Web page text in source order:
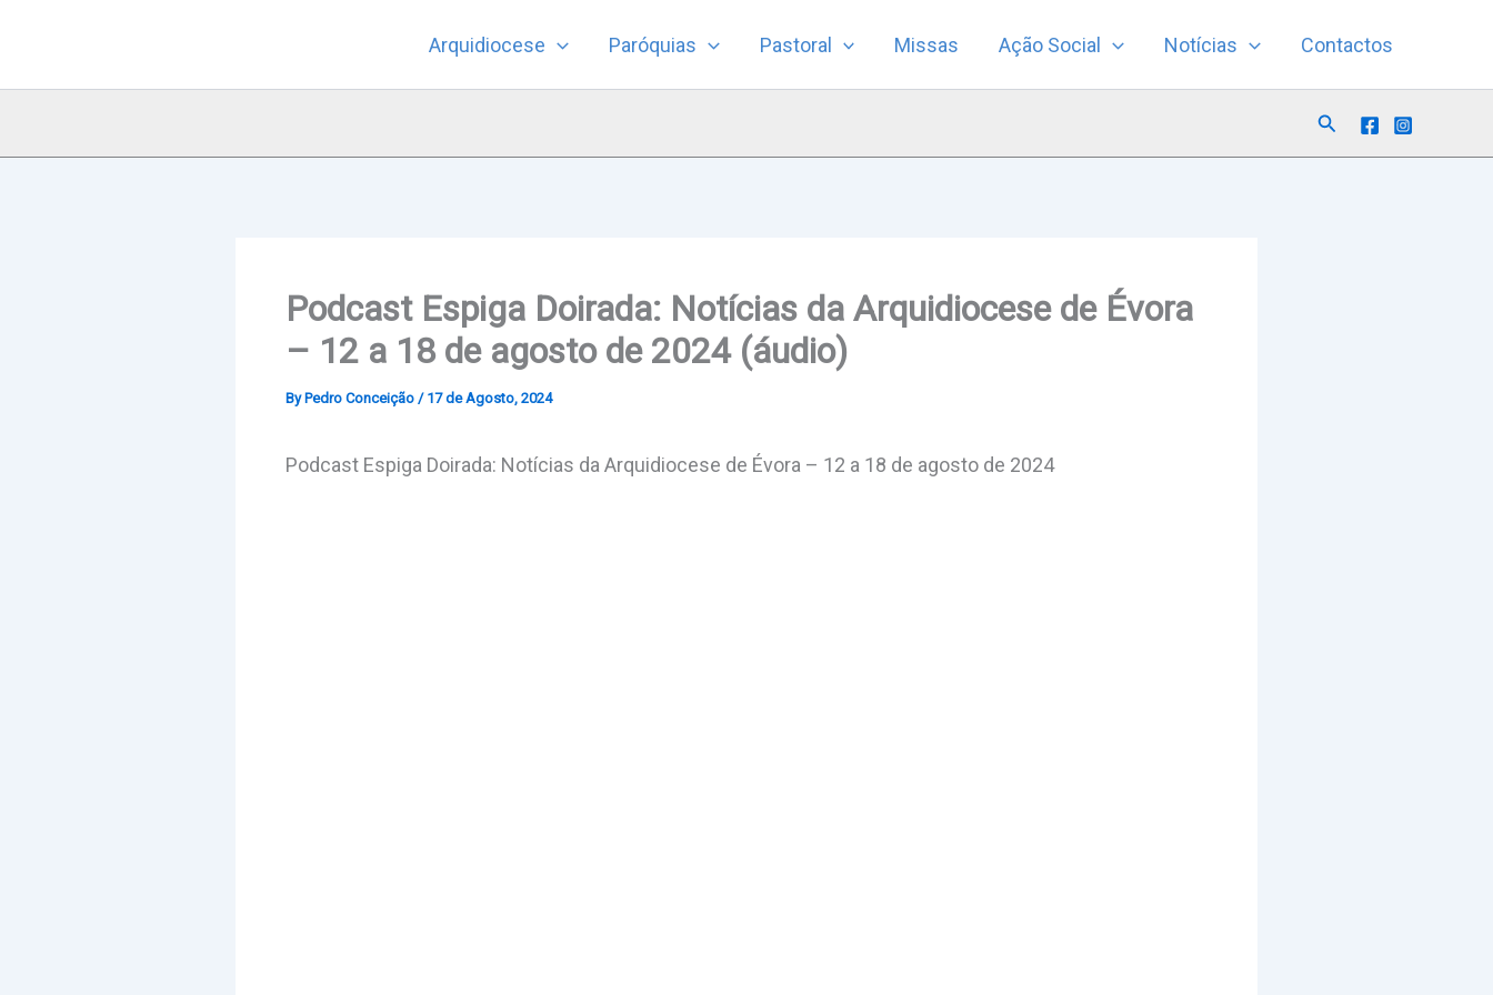
Arquidiocese Paróquias Pastoral Missas Ação Social Notícias Contactos
Search
Podcast Espiga Doirada: Notícias da Arquidiocese de Évora
– 12 a 18 de agosto de 2024 (áudio)
By Pedro Conceição / 17 de Agosto, 2024
Podcast Espiga Doirada: Notícias da Arquidiocese de Évora – 12 a 18 de agosto de 2024